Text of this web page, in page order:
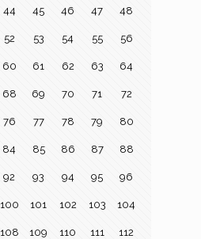
44 45 46 47 48
52 53 54 55 56
60 61 62 63 64
68 69 70 71 72
76 77 78 79 80
84 85 86 87 88
92 93 94 95 96
100 101 102 103 104
108 109 110 111 112